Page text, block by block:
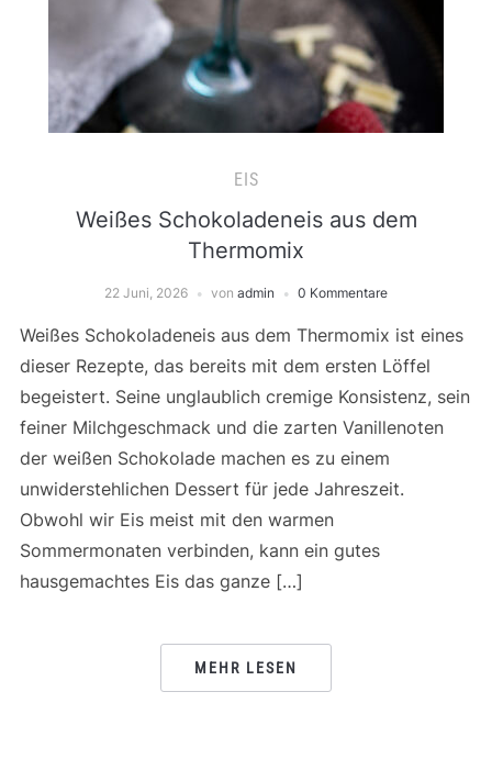
EIS
Weißes Schokoladeneis aus dem
Thermomix
22 Juni, 2026 von admin 0 Kommentare
Weißes Schokoladeneis aus dem Thermomix ist eines
dieser Rezepte, das bereits mit dem ersten Löffel
begeistert. Seine unglaublich cremige Konsistenz, sein
feiner Milchgeschmack und die zarten Vanillenoten
der weißen Schokolade machen es zu einem
unwiderstehlichen Dessert für jede Jahreszeit.
Obwohl wir Eis meist mit den warmen
Sommermonaten verbinden, kann ein gutes
hausgemachtes Eis das ganze […]
MEHR LESEN